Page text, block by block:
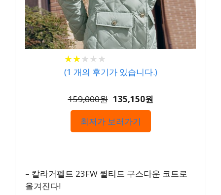
★★★ ★ ★
★★★ ★ ★
(1 개의 후기가 있습니다.)
159,000원 135,150원
최저가 보러가기
– 칼라거펠트 23FW 퀼티드 구스다운 코트로
올겨진다!